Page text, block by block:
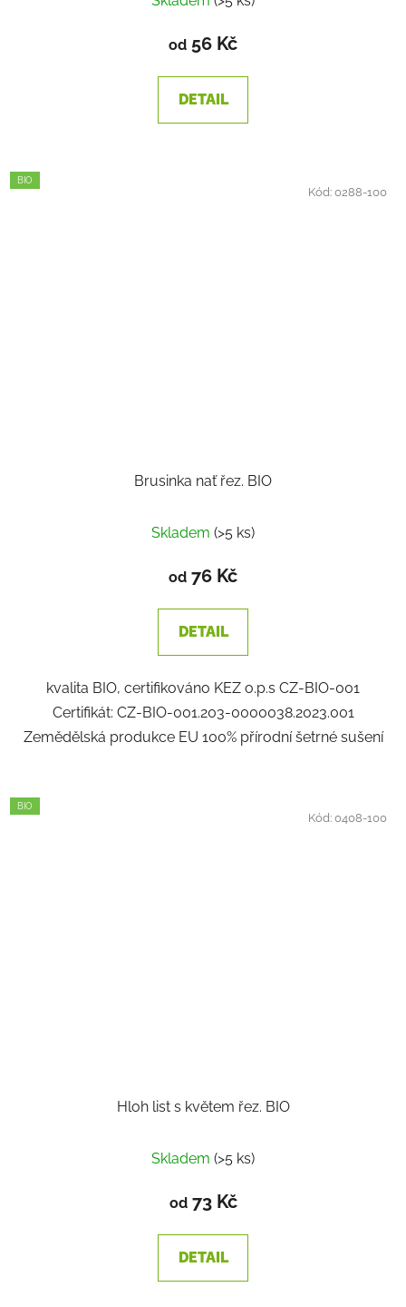
od 56 Kč
DETAIL
BIO
Brusinka nať řez. BIO
Skladem (>5 ks)
od 76 Kč
DETAIL
kvalita BIO, certifikováno KEZ o.p.s CZ-BIO-001
Certifikát: CZ-BIO-001.203-0000038.2023.001
Zemědělská produkce EU 100% přírodní šetrné sušení
Kód:0288-100
BIO
Hloh list s květem řez. BIO
Skladem (>5 ks)
od73 Kč
DETAIL
Kód:0408-100